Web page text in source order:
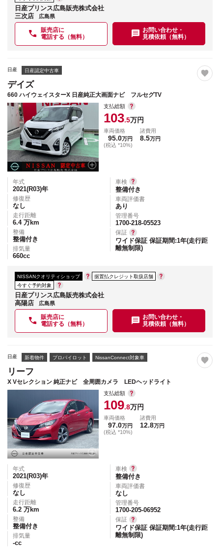
日産プリンス広島販売株式会社
三次店
広島県
販売店に
電話する（無料）
お問い合わせ・
見積依頼（無料）
日産 日産認定中古車
デイズ
660 ハイウェイスターX 日産純正大画面ナビ フルセグTV
支払総額
103.5万円
車両価格
95.0万円
(税込 *10%)
諸費用
8.5万円
年式
2021(R03)年
修復歴
なし
走行距離
6.4 万km
整備
整備付き
排気量
660cc
車検
整備付き
車両評価書
あり
管理番号
1700-218-05523
保証
ワイド保証 保証期間:1年(走行距
離無制限)
NISSANクオリティショップ
据置払クレジット取扱店舗
今すぐ予約対象
日産プリンス広島販売株式会社
高陽店
広島県
販売店に
電話する（無料）
お問い合わせ・
見積依頼（無料）
日産 新着物件 プロパイロット NissanConnect対象車
リーフ
X Vセレクション 純正ナビ 全周囲カメラ LEDヘッドライト
支払総額
109.8万円
車両価格
97.0万円
(税込 *10%)
諸費用
12.8万円
年式
2021(R03)年
修復歴
なし
走行距離
6.2 万km
整備
整備付き
排気量
-cc
車検
整備付き
車両評価書
なし
管理番号
1700-205-06952
保証
ワイド保証 保証期間:1年(走行距
離無制限)